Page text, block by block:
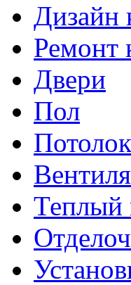
Дизайн
Ремонт
Двери
Пол
Потолок
Теплый